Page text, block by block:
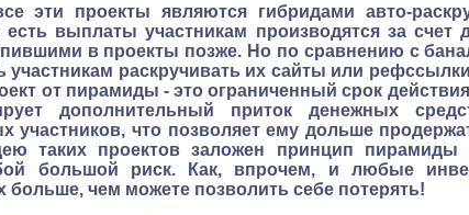
эти проекты являются гибридами авто-
выплаты участникам производятся за счет
в проекты позже. Но по сравнению с
участникам раскручивать их сайты или
от пирамиды - это ограниченный срок
дополнительный приток денежных
участников, что позволяет ему дольше
таких проектов заложен принцип
большой риск. Как, впрочем, и любые
больше, чем можете позволить себе потерять!